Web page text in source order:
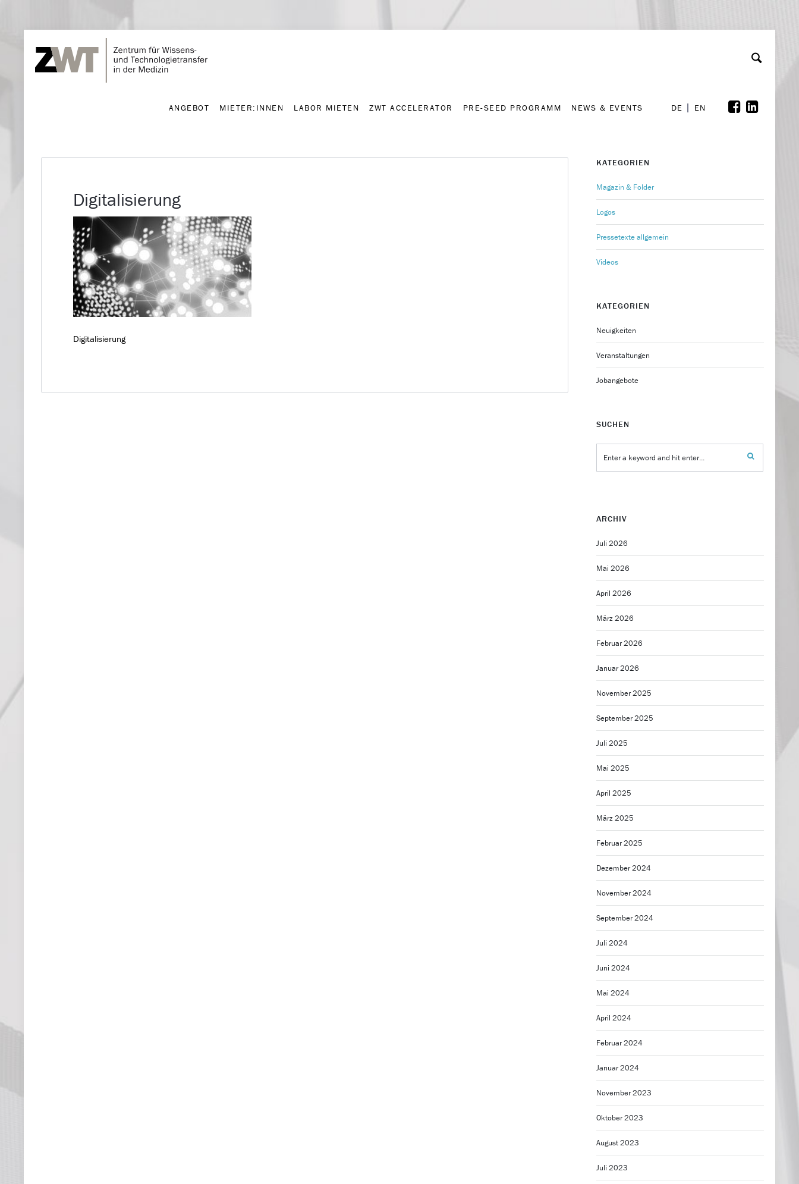
ANGEBOT
ANGEBOT MIETER:INNEN LABOR MIETEN ZWT ACCELERATOR PRE-SEED PROGRAMM NEWS & EVENTS DE EN
Digitalisierung
Digitalisierung
KATEGORIEN
Magazin & Folder
Logos
Pressetexte allgemein
Videos
KATEGORIEN
Neuigkeiten
Veranstaltungen
Jobangebote
SUCHEN
ARCHIV
Juli 2026
Mai 2026
April 2026
März 2026
Februar 2026
Januar 2026
November 2025
September 2025
Juli 2025
Mai 2025
April 2025
März 2025
Februar 2025
Dezember 2024
November 2024
September 2024
Juli 2024
Juni 2024
Mai 2024
April 2024
Februar 2024
Januar 2024
November 2023
Oktober 2023
August 2023
Juli 2023